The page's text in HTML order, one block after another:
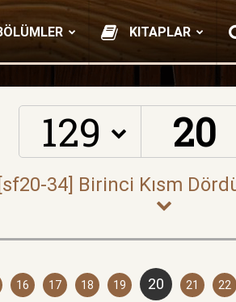
KITAPLAR
129
16 17 18 19 20 21 22